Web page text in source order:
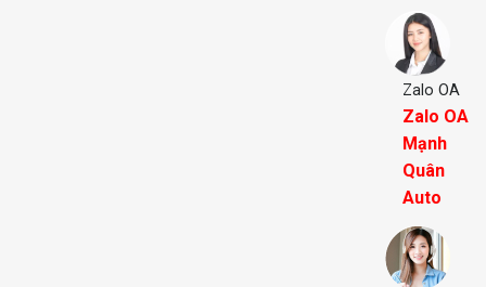
Zalo OA
Zalo OA
Mạnh
Quân
Auto